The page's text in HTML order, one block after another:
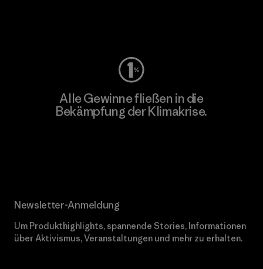
Alle Gewinne fließen in die
Bekämpfung der Klimakrise.
Newsletter-Anmeldung
Um Produkthighlights, spannende Stories, Informationen
über Aktivismus, Veranstaltungen und mehr zu erhalten.